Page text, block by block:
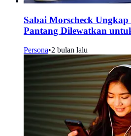
Sabai Morscheck
Pantang Dilewatkan
Persona•2 bulan lalu